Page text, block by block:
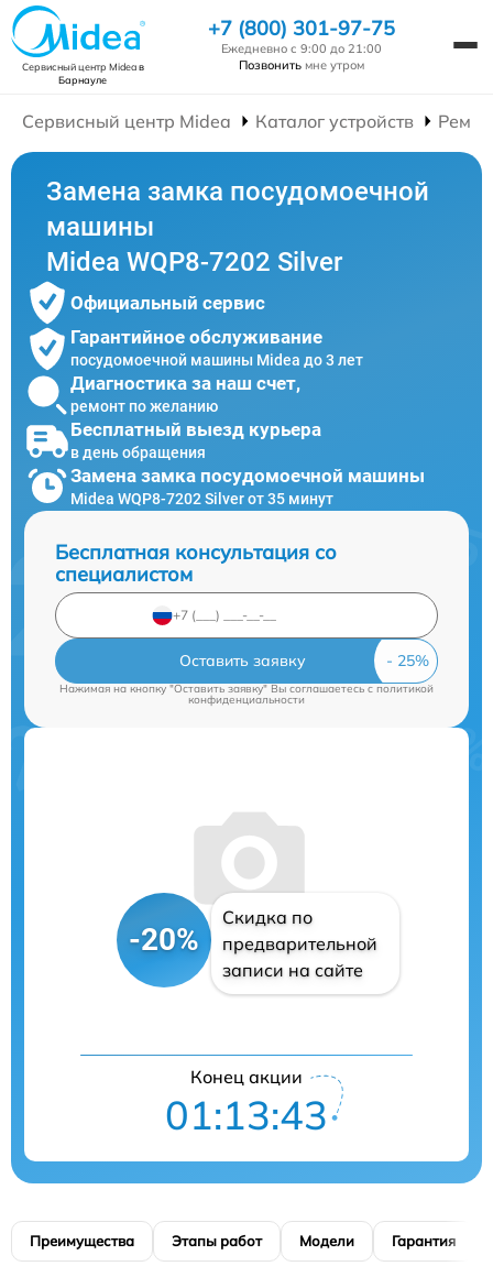
Сервисный центр Mideaв
Барнауле
+7 (800) 301-97-75
Ежедневно с 9:00 до 21:00
Позвонить мне утром
Сервисный центр Midea Каталог устройств
Замена замка посудомоечной
машины
Midea WQP8-7202 Silver
Официальный сервис
Гарантийное обслуживание
посудомоечной машины Midea до 3 лет
Диагностика за наш счет,
ремонт по желанию
Бесплатный выезд курьера
в день обращения
Замена замка посудомоечной машины
Midea WQP8-7202 Silver от 35 минут
Бесплатная консультация со
специалистом
Оставить заявку
Нажимая на кнопку "Оставить заявку" Вы соглашаетесь cполитикой
конфиденциальности
-20%
Скидка по
предварительной
записи на сайте
Конец акции
01:13:42
Преимущества Этапы работ Модели Гарантия